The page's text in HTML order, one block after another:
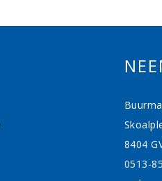
8404
0513-